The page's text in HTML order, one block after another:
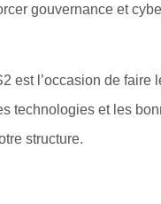
gouvernance et
est l’occasion de faire
technologies et les
structure.